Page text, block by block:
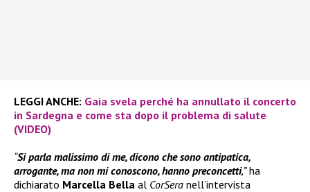
LEGGI ANCHE: Gaia svela perché ha annullato il concerto
in Sardegna e come sta dopo il problema di salute
(VIDEO)
“Si parla malissimo di me, dicono che sono antipatica,
arrogante, ma non mi conoscono, hanno preconcetti,”ha
dichiarato Marcella Bella al CorSera nell’intervista